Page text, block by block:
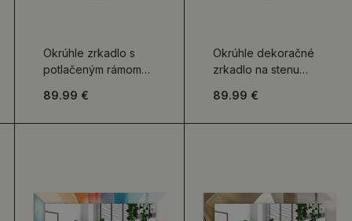
Okrúhle zrkadlo s
potlačeným rámom
89.99 €
Okrúhle dekoračné
zrkadlo na stenu
89.99 €